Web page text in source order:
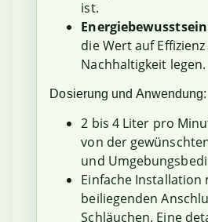
ist.
die Wert auf
Nachhaltigkeit legen.
Dosierung und Anwendung:
2 bis 4 Liter pro
von der
und
Einfache Installation
beiliegenden
Schläuchen. Eine